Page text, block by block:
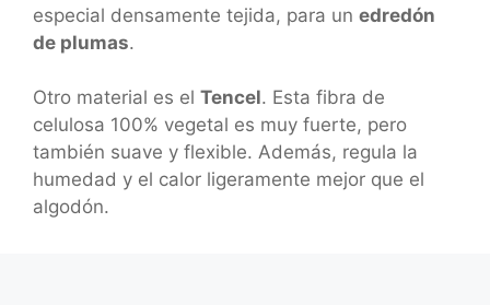
especial densamente tejida, para un edredón
de plumas.
Otro material es el Tencel. Esta fibra de
celulosa 100% vegetal es muy fuerte, pero
también suave y flexible. Además, regula la
humedad y el calor ligeramente mejor que el
algodón.